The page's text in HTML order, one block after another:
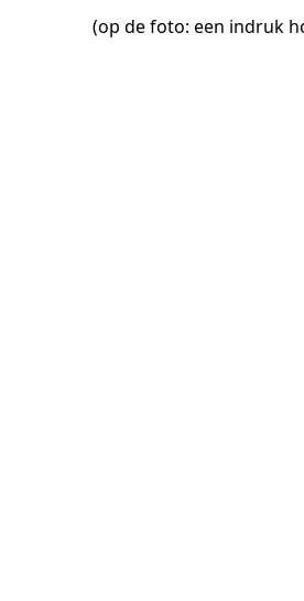
(op de foto: een indruk